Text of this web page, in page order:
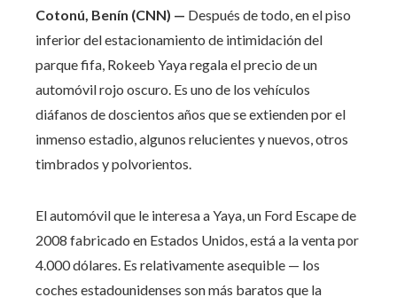
Cotonú, Benín (CNN) — Después de todo, en el piso
inferior del estacionamiento de intimidación del
parque fifa, Rokeeb Yaya regala el precio de un
automóvil rojo oscuro. Es uno de los vehículos
diáfanos de doscientos años que se extienden por el
inmenso estadio, algunos relucientes y nuevos, otros
timbrados y polvorientos.
El automóvil que le interesa a Yaya, un Ford Escape de
2008 fabricado en Estados Unidos, está a la venta por
4.000 dólares. Es relativamente asequible — los
coches estadounidenses son más baratos que la